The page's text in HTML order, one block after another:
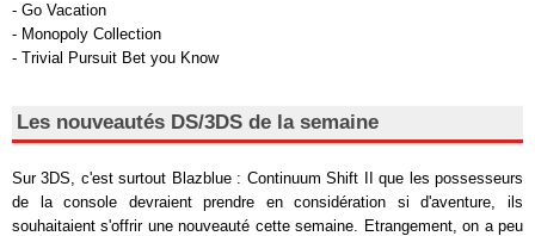
- Go Vacation
- Monopoly Collection
- Trivial Pursuit Bet you Know
Les nouveautés DS/3DS de la semaine
Sur 3DS, c'est surtout Blazblue : Continuum Shift II que les possesseurs
de la console devraient prendre en considération si d'aventure, ils
souhaitaient s'offrir une nouveauté cette semaine. Etrangement, on a peu